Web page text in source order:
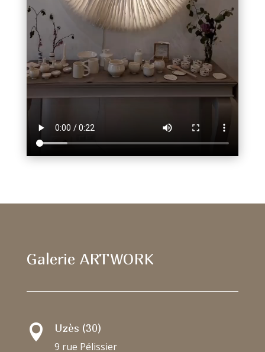
Galerie ARTWORK
 Uzès (30)
9 rue Pélissier